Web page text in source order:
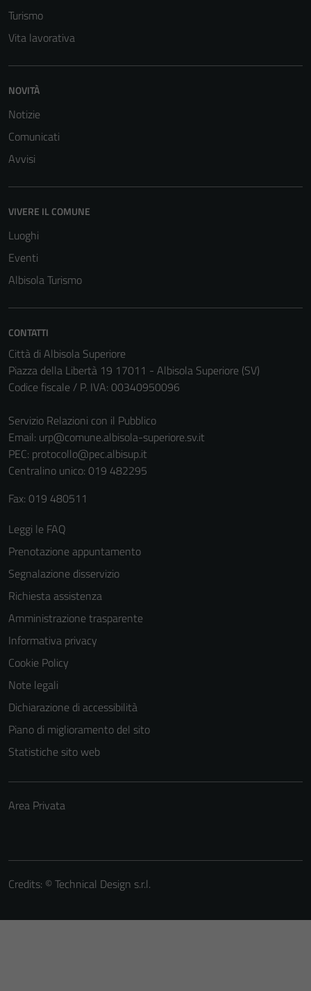
Turismo
Vita lavorativa
NOVITÀ
Notizie
Comunicati
Avvisi
VIVERE IL COMUNE
Luoghi
Eventi
Albisola Turismo
CONTATTI
Città di Albisola Superiore
Piazza della Libertà 19 17011 - Albisola Superiore (SV)
Codice fiscale / P. IVA: 00340950096
Servizio Relazioni con il Pubblico
Email: urp@comune.albisola-superiore.sv.it
PEC: protocollo@pec.albisup.it
Centralino unico: 019 482295
Fax: 019 480511
Leggi le FAQ
Prenotazione appuntamento
Segnalazione disservizio
Richiesta assistenza
Amministrazione trasparente
Informativa privacy
Cookie Policy
Note legali
Dichiarazione di accessibilità
Piano di miglioramento del sito
Statistiche sito web
Area Privata
Credits: ©Technical Design s.r.l.